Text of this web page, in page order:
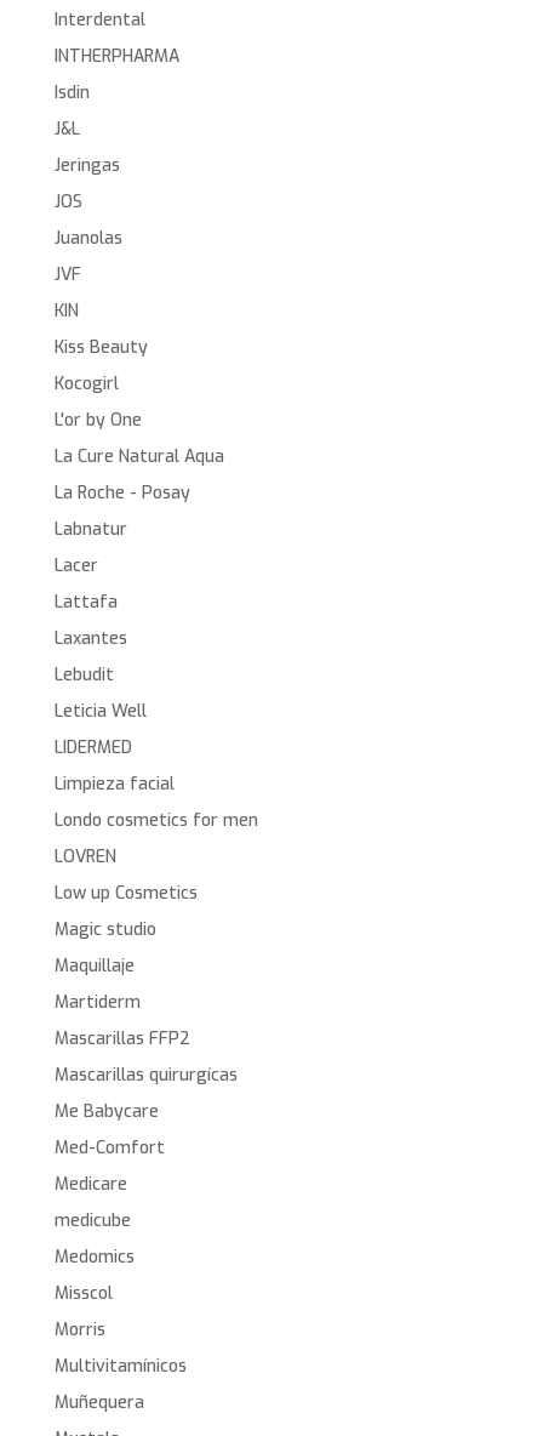
Interdental
INTHERPHARMA
Isdin
J&L
Jeringas
JOS
Juanolas
JVF
KIN
Kiss Beauty
Kocogirl
L'or by One
La Cure Natural Aqua
La Roche - Posay
Labnatur
Lacer
Lattafa
Laxantes
Lebudit
Leticia Well
LIDERMED
Limpieza facial
Londo cosmetics for men
LOVREN
Low up Cosmetics
Magic studio
Maquillaje
Martiderm
Mascarillas FFP2
Mascarillas quirurgícas
Me Babycare
Med-Comfort
Medicare
medicube
Medomics
Misscol
Morris
Multivitamínicos
Muñequera